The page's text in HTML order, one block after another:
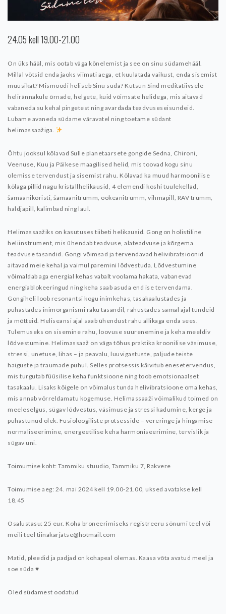
24.05 kell 19.00-21.00
On üks hääl, mis ootab väga kõnelemist ja see on sinu südamehääl.
Millal võtsid enda jaoks viimati aega, et kuulatada vaikust, enda sisemist
muusikat? Mismoodi heliseb Sinu süda? Kutsun Sind meditatiivsele
helirännakule õrnade, helgete, kuid võimsate helidega, mis aitavad
vabaneda su kehal pingetest ning avardada teadvuseseisundeid.
Lubame avaneda südame väravatel ning toetame südant
helimassaažiga.
Õhtu jooksul kõlavad Sulle planetaarsete gongide Sedna, Chironi,
Veenuse, Kuu ja Päikese maagilised helid, mis toovad kogu sinu
olemisse tervendust ja sisemist rahu. Kõlavad ka muud harmoonilise
kõlaga pillid nagu kristallhelikausid, 4 elemendi koshi tuulekellad,
šamaanikõristi, šamaanitrumm, ookeanitrumm, vihmapill, RAV trumm,
haldjapill, kalimbad ning laul.
Helimassaažiks on kasutuses tiibeti helikausid. Gong on holistiline
heliinstrument, mis ühendab teadvuse, alateadvuse ja kõrgema
teadvuse tasandid. Gongi võimsad ja tervendavad helivibratsioonid
aitavad meie kehal ja vaimul paremini lõdvestuda. Lõdvestumine
võimaldab aga energial kehas vabalt voolama hakata, vabanevad
energiablokeeringud ning keha saab asuda end ise tervendama.
Gongiheli loob resonantsi kogu inimkehas, tasakaalustades ja
puhastades inimorganismi raku tasandil, rahustades samal ajal tundeid
ja mõtteid. Heliseansi ajal saab ühendust rahu allikaga enda sees.
Tulemuseks on sisemine rahu, loovuse suurenemine ja keha meeldiv
lõdvestumine. Helimassaaž on väga tõhus praktika kroonilise väsimuse,
stressi, unetuse, lihas – ja peavalu, luuvigastuste, paljude teiste
haiguste ja traumade puhul. Selles protsessis käivitub enesetervendus,
mis turgutab füüsilise keha funktsioone ning toob emotsionaalset
tasakaalu. Lisaks kõigele on võimalus tunda helivibratsioone oma kehas,
mis annab võrreldamatu kogemuse. Helimassaaži võimalikud toimed on
meeleselgus, sügav lõdvestus, väsimuse ja stressi kadumine, kerge ja
puhastunud olek. Füsioloogiliste protsesside – vereringe ja hingamise
normaliseerimine, energeetilise keha harmoniseerimine, tervislik ja
sügav uni.
Toimumise koht: Tammiku stuudio, Tammiku 7, Rakvere
Toimumise aeg: 24. mai 2024 kell 19.00-21.00, uksed avatakse kell
18.45
Osalustasu: 25 eur. Koha broneerimiseks registreeru sõnumi teel või
meili teel tiinakarjatse@hotmail.com
Matid, pleedid ja padjad on kohapeal olemas. Kaasa võta avatud meel ja
soe süda ♥
Oled südamest oodatud